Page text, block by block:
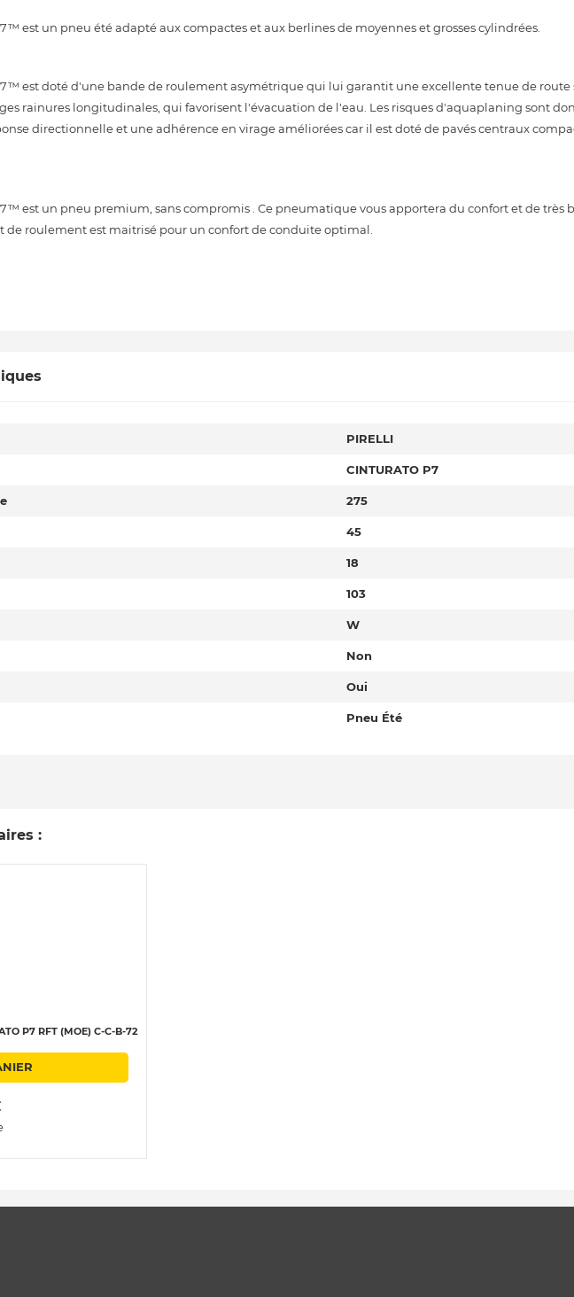
est un pneu été adapté aux compactes et aux berlines de moyennes et grosses cylindrées.
est doté d'une bande de roulement asymétrique qui lui garantit une excellente tenue de route
rainures longitudinales, qui favorisent l'évacuation de l'eau. Les risques d'aquaplaning sont
directionnelle et une adhérence en virage améliorées car il est doté de pavés centraux
est un pneu premium, sans compromis . Ce pneumatique vous apportera du confort et de très
de roulement est maitrisé pour un confort de conduite optimal.
PIRELLI
CINTURATO P7
275
45
18
103
W
Non
Oui
Pneu Été
:
P7 RFT (MOE) C-C-B-72